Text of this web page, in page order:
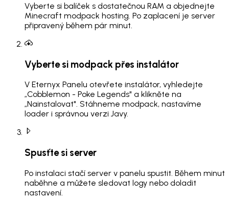
Vyberte si balíček s dostatečnou RAM a objednejte
Minecraft modpack hosting. Po zaplacení je server
připravený během pár minut.
Vyberte si modpack přes instalátor
V Eternyx Panelu otevřete instalátor, vyhledejte
„Cobblemon - Poke Legends" a klikněte na
„Nainstalovat". Stáhneme modpack, nastavíme
loader i správnou verzi Javy.
Spusťte si server
Po instalaci stačí server v panelu spustit. Během minut
naběhne a můžete sledovat logy nebo doladit
nastavení.